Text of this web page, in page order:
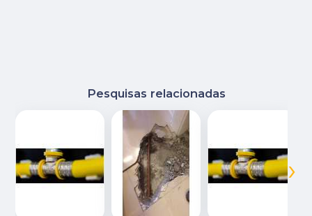
Pesquisas relacionadas
‹ ›